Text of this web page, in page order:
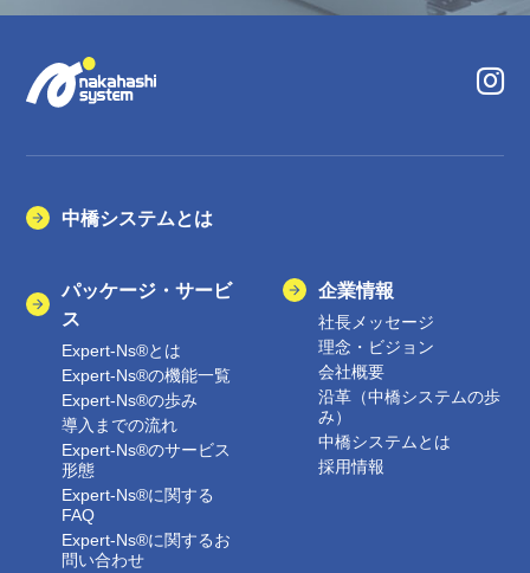
中橋システムとは
パッケージ・サービ
ス
Expert-Ns®とは
Expert-Ns®の機能一覧
Expert-Ns®の歩み
導入までの流れ
Expert-Ns®のサービス
形態
Expert-Ns®に関する
FAQ
Expert-Ns®に関するお
問い合わせ
企業情報
社長メッセージ
理念・ビジョン
会社概要
沿革（中橋システムの歩
み）
中橋システムとは
採用情報